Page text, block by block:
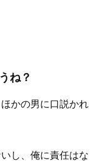
ね？
かの男に口説かれ
し、俺に責任はな